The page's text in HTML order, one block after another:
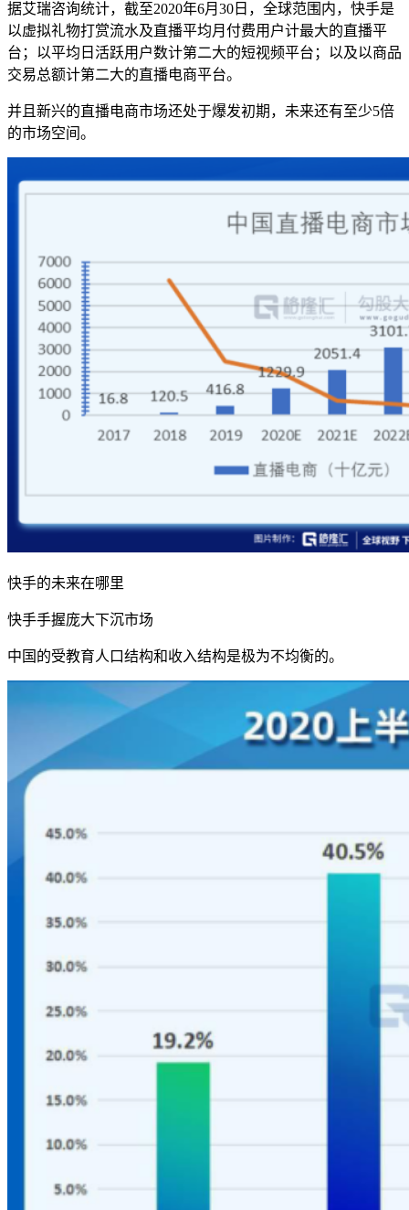
据艾瑞咨询统计，截至2020年6月30日，全球范围内，快手是
以虚拟礼物打赏流水及直播平均月付费用户计最大的直播平
台；以平均日活跃用户数计第二大的短视频平台；以及以商品
交易总额计第二大的直播电商平台。
并且新兴的直播电商市场还处于爆发初期，未来还有至少5倍
的市场空间。
快手的未来在哪里
快手手握庞大下沉市场
中国的受教育人口结构和收入结构是极为不均衡的。